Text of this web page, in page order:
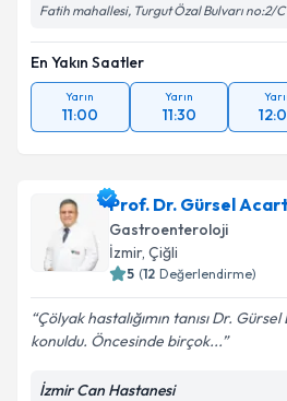
Fatih mahallesi, Turgut Özal Bulvarı no:2/
En Yakın Saatler
Yarın
11:00
Yarın
11:30
Prof. Dr. Gürsel
Gastroenteroloji
İzmir, Çiğli
5 (12 Değerlendirme)
Çölyak hastalığımın tanısı Dr.
konuldu. Öncesinde birçok...
İzmir Can Hastanesi